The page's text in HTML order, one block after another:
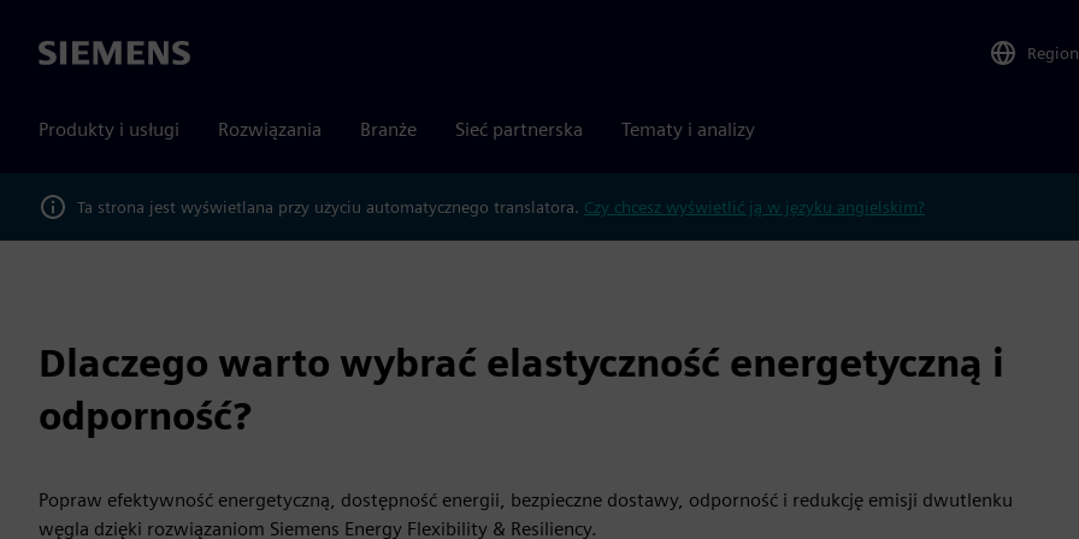
Siemens Region
Produkty i usługi Rozwiązania Branże Sieć partnerska Tematy i analizy
Ta strona jest wyświetlana przy użyciu automatycznego translatora. Czy chcesz wyświetlić ją w języku angielskim?
Dlaczego warto wybrać elastyczność energetyczną i
odporność?
Popraw efektywność energetyczną, dostępność energii, bezpieczne dostawy, odporność i redukcję emisji dwutlenku
węgla dzięki rozwiązaniom Siemens Energy Flexibility & Resiliency.